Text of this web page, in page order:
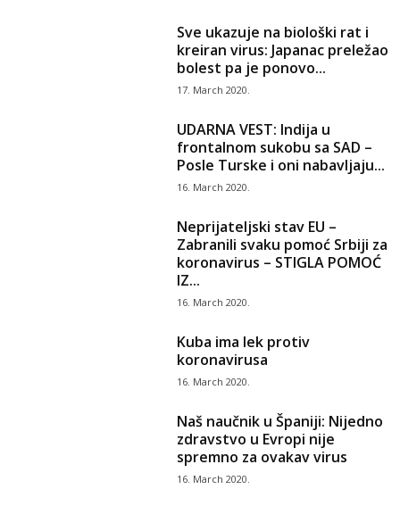
Sve ukazuje na biološki rat i
kreiran virus: Japanac preležao
bolest pa je ponovo...
17. March 2020.
UDARNA VEST: Indija u
frontalnom sukobu sa SAD –
Posle Turske i oni nabavljaju...
16. March 2020.
Neprijateljski stav EU –
Zabranili svaku pomoć Srbiji za
koronavirus – STIGLA POMOĆ
IZ...
16. March 2020.
Kuba ima lek protiv
koronavirusa
16. March 2020.
Naš naučnik u Španiji: Nijedno
zdravstvo u Evropi nije
spremno za ovakav virus
16. March 2020.